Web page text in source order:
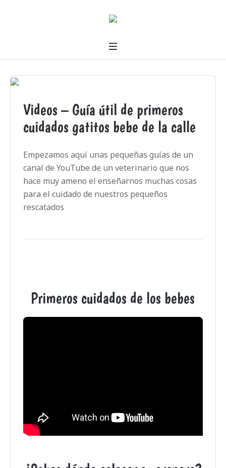
Videos – Guía útil de primeros
cuidados gatitos bebe de la calle
Empezamos aquí unas pequeñas guías de un
canal de YouTube de un veterinario que nos
hace muy ameno el enseñarnos muchas cosas
para el cuidado de nuestros pequeños
rescatados
Primeros cuidados de los bebes